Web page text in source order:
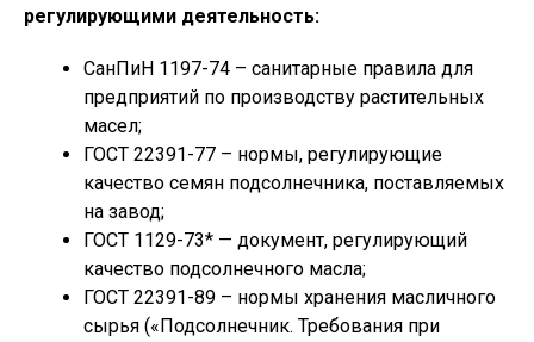
регулирующими деятельность:
СанПиН 1197-74 – санитарные правила для
предприятий по производству растительных
масел;
ГОСТ 22391-77 – нормы, регулирующие
качество семян подсолнечника, поставляемых
на завод;
ГОСТ 1129-73* — документ, регулирующий
качество подсолнечного масла;
ГОСТ 22391-89 – нормы хранения масличного
сырья («Подсолнечник. Требования при